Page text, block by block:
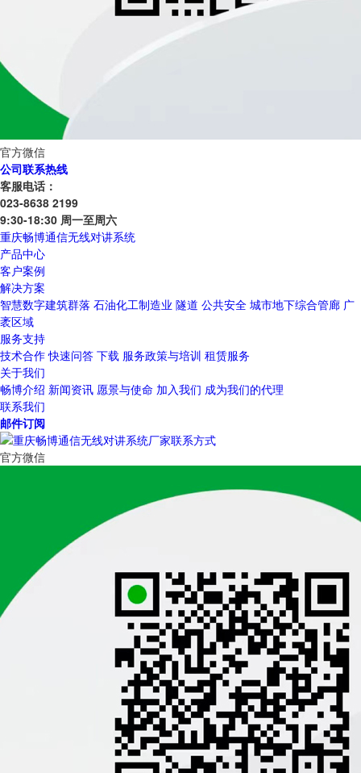
官方微信
公司联系热线
客服电话：
023-8638 2199
9:30-18:30 周一至周六
重庆畅博通信无线对讲系统
产品中心
客户案例
解决方案
智慧数字建筑群落 石油化工制造业 隧道 公共安全 城市地下综合管廊 广
袤区域
服务支持
技术合作 快速问答 下载 服务政策与培训 租赁服务
关于我们
畅博介绍 新闻资讯 愿景与使命 加入我们 成为我们的代理
联系我们
邮件订阅
官方微信